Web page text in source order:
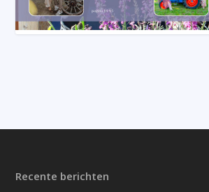
Recente berichten